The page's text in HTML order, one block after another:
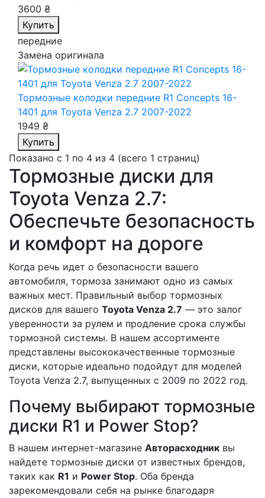
3600 ₴
Купить
передние
Замена оригинала
Тормозные колодки передние R1 Concepts 16-
1401 для Toyota Venza 2.7 2007-2022
1949 ₴
Купить
Показано с 1 по 4 из 4 (всего 1 страниц)
Тормозные диски для
Toyota Venza 2.7:
Обеспечьте безопасность
и комфорт на дороге
Когда речь идет о безопасности вашего
автомобиля, тормоза занимают одно из самых
важных мест. Правильный выбор тормозных
дисков для вашего Toyota Venza 2.7 — это залог
уверенности за рулем и продление срока службы
тормозной системы. В нашем ассортименте
представлены высококачественные тормозные
диски, которые идеально подойдут для моделей
Toyota Venza 2.7, выпущенных с 2009 по 2022 год.
Почему выбирают тормозные
диски R1 и Power Stop?
В нашем интернет-магазине Авторасходник вы
найдете тормозные диски от известных брендов,
таких как R1 и Power Stop. Оба бренда
зарекомендовали себя на рынке благодаря